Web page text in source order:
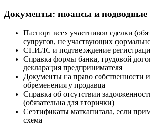
Документы: нюансы и подводные
Паспорт всех участников сделки
супругов, не участвующих
СНИЛС и подтверждение
Справка формы банка, трудовой
декларация предпринимателя
Документы на право собственности и
обременения у продавца
Справка об отсутствии
(обязательна для вторички)
Сертификаты маткапитала, если
схема